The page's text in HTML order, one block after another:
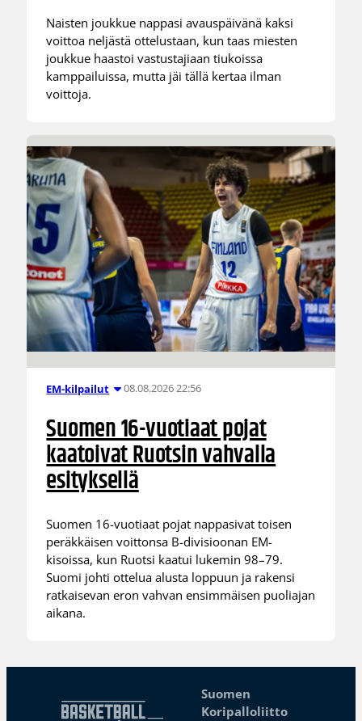
Naisten joukkue nappasi avauspäivänä kaksi
voittoa neljästä ottelustaan, kun taas miesten
joukkue haastoi vastustajiaan tiukoissa
kamppailuissa, mutta jäi tällä kertaa ilman
voittoja.
EM-kilpailut 08.08.2026 22:56
Suomen 16-vuotiaat pojat
kaatoivat Ruotsin vahvalla
esityksellä
Suomen 16-vuotiaat pojat nappasivat toisen
peräkkäisen voittonsa B-divisioonan EM-
kisoissa, kun Ruotsi kaatui lukemin 98–79.
Suomi johti ottelua alusta loppuun ja rakensi
ratkaisevan eron vahvan ensimmäisen puoliajan
aikana.
Suomen
Koripalloliitto